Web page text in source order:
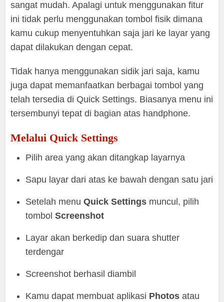
sangat mudah. Apalagi untuk menggunakan fitur
ini tidak perlu menggunakan tombol fisik dimana
kamu cukup menyentuhkan saja jari ke layar yang
dapat dilakukan dengan cepat.
Tidak hanya menggunakan sidik jari saja, kamu
juga dapat memanfaatkan berbagai tombol yang
telah tersedia di Quick Settings. Biasanya menu ini
tersembunyi tepat di bagian atas handphone.
Melalui Quick Settings
Pilih area yang akan ditangkap layarnya
Sapu layar dari atas ke bawah dengan satu jari
Setelah menuQuick Settings muncul, pilih
tombolScreenshot
Layar akan berkedip dan suara shutter
terdengar
Screenshot berhasil diambil
Kamu dapat membuat aplikasi Photos atau